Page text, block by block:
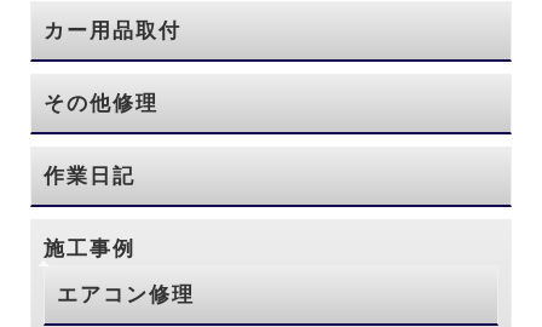
カー用品取付
その他修理
作業日記
施工事例
エアコン修理